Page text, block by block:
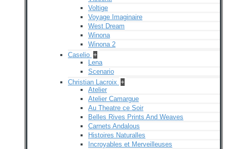
Voltige
Voyage Imaginaire
West Dream
Winona
Winona 2
Caselio +
Lena
Scenario
Christian Lacroix +
Atelier
Atelier Camargue
Au Theatre ce Soir
Belles Rives Prints And Weaves
Carnets Andalous
Histoires Naturalles
Incroyables et Merveilleuses